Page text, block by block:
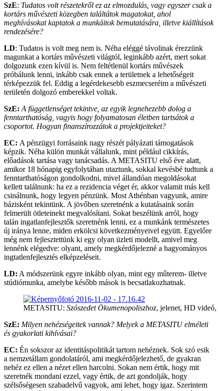
SzE: Tudatos volt részetekről ez az elmozdulás, vagy egyszer csak a
kortárs művészeti közegben találtátok magatokat, ahol
meghívásokat kaptatok a munkáitok bemutatására, illetve kiállítások
rendezésére?
LD: Tudatos is volt meg nem is. Néha eléggé távolinak érezzünk
magunkat a kortárs művészeti világtól, leginkább azért, mert sokat
dolgozunk ezen kívül is. Nem feltétlenül kortárs művészek
próbálunk lenni, inkább csak ennek a területnek a lehetőségeit
térképezzük fel. Eddig a legérdekesebb eszmecseréim a művészeti
területén dolgozó emberekkel voltak.
SzE: A függetlenséget tekintve, az egyik legnehezebb dolog a
fenntarthatóság, vagyis hogy folyamatosan életben tartsátok a
csoportot. Hogyan finanszírozzátok a projektjeiteket?
EC: A pénzügyi forrásaink nagy részét pályázati támogatások
képzik. Néha külön munkát vállalunk, mint például cikkírás,
előadások tartása vagy tanácsadás. A METASITU első éve alatt,
amikor 18 hónapig egyfolytában utaztunk, sokkal kevésbé tudtunk a
fenntarthatóságon gondolkodni, mivel állandóan megoldásokat
kellett találnunk: ha ez a rezidencia véget ér, akkor valamit más kell
csinálnunk, hogy legyen pénzünk. Most Athénban vagyunk, amire
bázisként tekintünk. A jövőben szeretnénk a kutatásaink során
felmerült ötleteinekt megvalósítani. Sokat beszélünk arról, hogy
talán ingatlanfejlesztők szeretnénk lenni, ez a munkánk természetes
új iránya lenne, miden erkölcsi következményeivel együtt. Egyelőre
még nem fejlesztettünk ki egy olyan üzleti modellt, amivel meg
lennénk elégedve: olyant, amely megkérdőjelezné a hagyományos
ingtatlenfejlesztés elképzeléseit.
LD: A módszerünk egyre inkább olyan, mint egy műterem- illetve
stúdiómunka, amelybe később mások is becsatlakozhatnak.
METASITU: Szószedet Ökumenopoliszhoz, jelenet, HD videó,
SzE: Milyen nehézségeitek vannak? Melyek a METASITU elméleti
és gyakorlati kihívásai?
EC: Én sokszor az identitáspolitikát tartom nehéznek. Sok szó esik
a nemzetállam gondolatáról, ami megkérdőjelezhető, de gyakran
nehéz ez ellen a nézet ellen harcolni. Sokan nem értik, hogy mit
szeretnék mondani ezzel, vagy értik, de azt gondolják, hogy
szélsőségesen szabadelvű vagyok, ami lehet, hogy igaz. Szerintem